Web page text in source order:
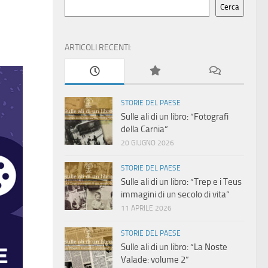
Cerca
ARTICOLI RECENTI:
STORIE DEL PAESE
Sulle ali di un libro: “Fotografi
della Carnia”
20 GIUGNO 2026
STORIE DEL PAESE
Sulle ali di un libro: “Trep e i Teus
immagini di un secolo di vita”
11 APRILE 2026
STORIE DEL PAESE
Sulle ali di un libro: “La Noste
Valade: volume 2”